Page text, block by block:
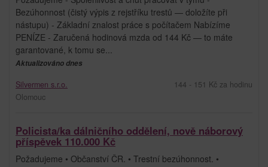
Bezúhonnost (čistý výpis z rejstříku trestů — doložíte při
nástupu) - Základní znalost práce s počítačem Nabízíme
PENÍZE - Zaručená hodinová mzda od 144 Kč — to máte
garantované, k tomu se...
Aktualizováno dnes
Silvermen s.r.o.
Olomouc
144 - 151 Kč za hodinu
Policista/ka dálničního oddělení, nově náborový
příspěvek 110.000 Kč
Požadujeme • Občanství ČR. • Trestní bezúhonnost. •